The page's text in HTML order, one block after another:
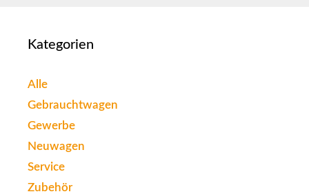
Kategorien
Alle
Gebrauchtwagen
Gewerbe
Neuwagen
Service
Zubehör